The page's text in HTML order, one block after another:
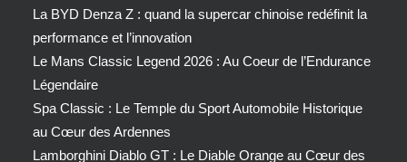
La BYD Denza Z : quand la supercar chinoise redéfinit la
performance et l’innovation
Le Mans Classic Legend 2026 : Au Coeur de l’Endurance
Légendaire
Spa Classic : Le Temple du Sport Automobile Historique
au Cœur des Ardennes
Lamborghini Diablo GT : Le Diable Orange au Cœur des